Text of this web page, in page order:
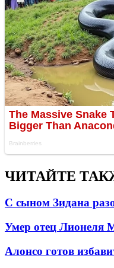
ЧИТАЙТЕ
С сыном Зидана
Умер отец Лионеля
Алонсо готов